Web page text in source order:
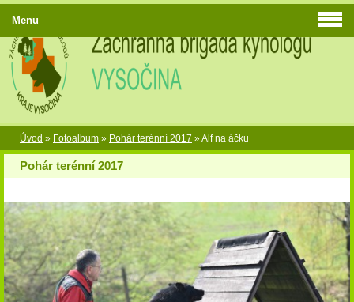
Úvod » Fotoalbum » Pohár terénní 2017 »Alf na áčku
Pohár terénní 2017
Menu